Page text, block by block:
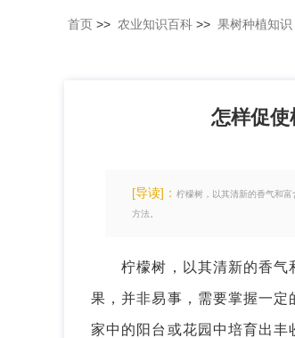
首页 >> 农业知识百科 >> 果树种植知识
怎样促
[导读]： 柠檬树，以其清新的香气和
方法。
柠檬树，以其清新的香气和
果，并非易事，需要掌握一
家中的阳台或花园中培育出丰